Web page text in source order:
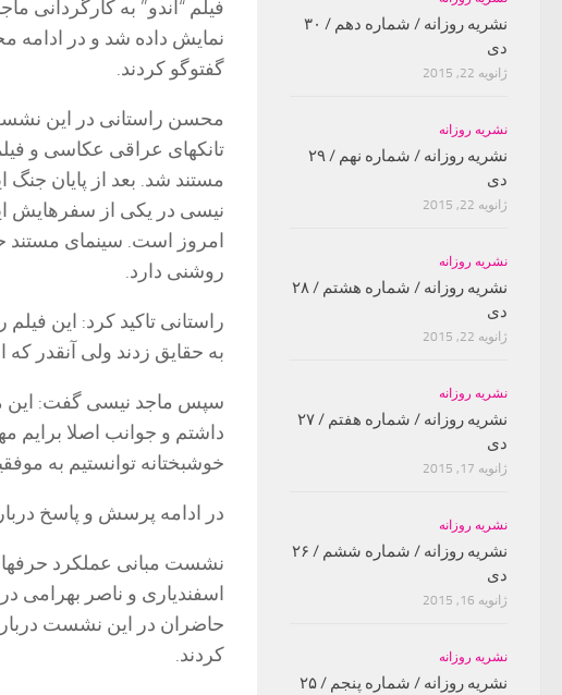
نمایش داده شد و در ادامه
گفتوگو کردند.
محسن راستانی در این
تانکهای عراقی عکاسی و
مستند شد. بعد از پایان
نیسی در یکی از سفرهایش
امروز است. سینمای مستند
روشنی دارد.
راستانی تاکید کرد: این
به حقایق زدند ولی آنقدر که
سپس ماجد نیسی گفت: این
داشتم و جوانب اصلا برایم
خوشبختانه توانستیم به
در ادامه پرسش و پاسخ
نشست مبانی عملکرد
حاضران در این نشست
کردند.
نشریه روزانه / شماره دهم / ۳۰
دی
ژانویه 22, 2015
نشریه روزانه
نشریه روزانه / شماره نهم / ۲۹
دی
ژانویه 22, 2015
نشریه روزانه
نشریه روزانه / شماره هشتم / ۲۸
دی
ژانویه 22, 2015
نشریه روزانه
نشریه روزانه / شماره هفتم / ۲۷
دی
ژانویه 17, 2015
نشریه روزانه
نشریه روزانه / شماره ششم / ۲۶
دی
ژانویه 16, 2015
نشریه روزانه
نشریه روزانه / شماره پنجم / ۲۵